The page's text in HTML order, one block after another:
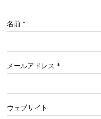
名前 *
メールアドレス *
ウェブサイト